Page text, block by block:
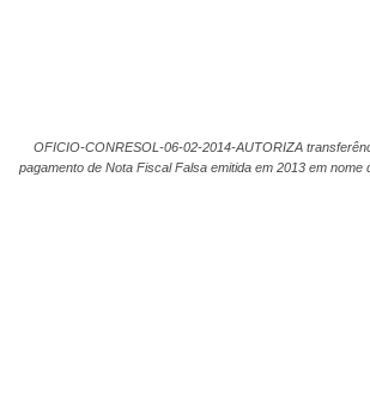
OFICIO-CONRESOL-06-02-2014-AUTORIZA
pagamento de Nota Fiscal Falsa emitida em 2013 em nome